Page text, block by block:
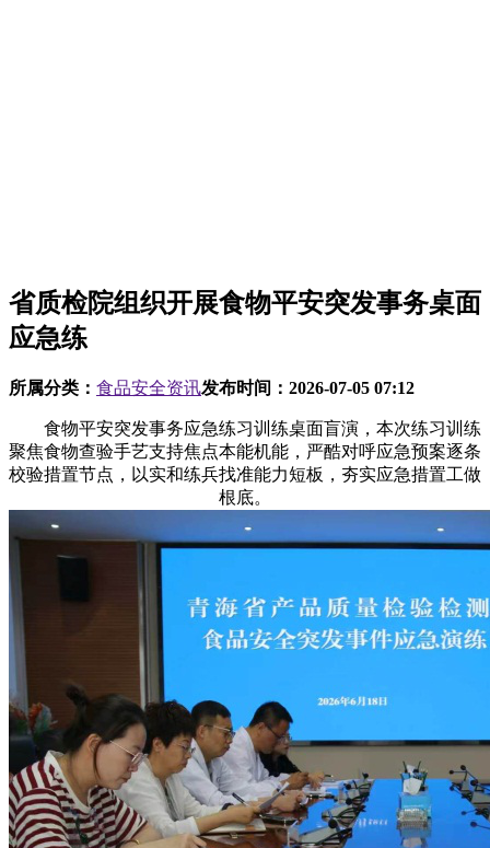
省质检院组织开展食物平安突发事务桌面
应急练
所属分类： 食品安全资讯发布时间： 2026-07-05 07:12
食物平安突发事务应急练习训练桌面盲演，本次练习训练
聚焦食物查验手艺支持焦点本能机能，严酷对呼应急预案逐条
校验措置节点，以实和练兵找准能力短板，夯实应急措置工做
根底。